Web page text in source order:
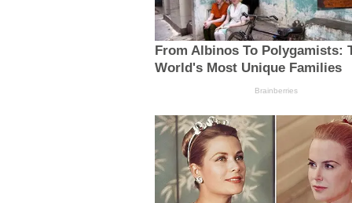
From Albinos To Polygamists:
World's Most Unique Families
Brainberries